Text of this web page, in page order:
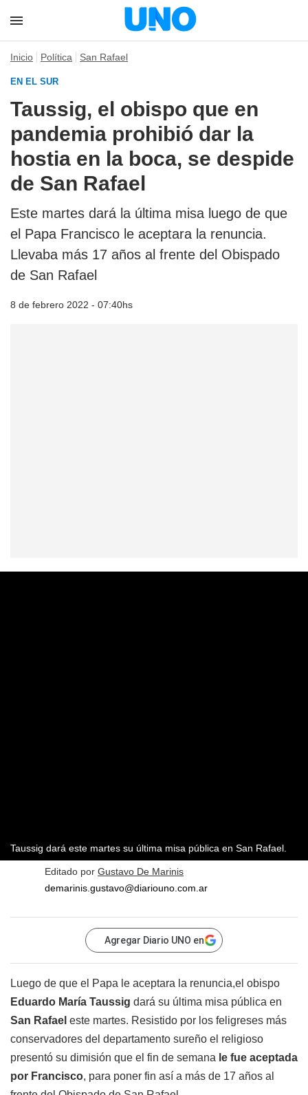
Inicio Política San Rafael
EN EL SUR
Taussig, el obispo que en
pandemia prohibió dar la
hostia en la boca, se despide
de San Rafael
Este martes dará la última misa luego de que
el Papa Francisco le aceptara la renuncia.
Llevaba más 17 años al frente del Obispado
de San Rafael
8 de febrero 2022 - 07:40hs
Taussig dará este martes su última misa pública en San Rafael.
Editado por Gustavo De Marinis
demarinis.gustavo@diariouno.com.ar
Agregar Diario UNO en
Luego de que el Papa le aceptara la renuncia,el obispo
Eduardo María Taussig dará su última misa pública en
San Rafael este martes. Resistido por los feligreses más
conservadores del departamento sureño el religioso
presentó su dimisión que el fin de semana le fue aceptada
por Francisco, para poner fin así a más de 17 años al